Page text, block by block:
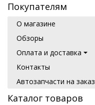
Покупателям
О магазине
Обзоры
Оплата и доставка
Контакты
Автозапчасти на заказ
Каталог товаров